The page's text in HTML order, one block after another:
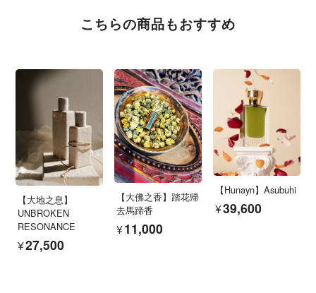
こちらの商品もおすすめ
【大地之息】
UNBROKEN
RESONANCE
¥27,500
【大佛之香】踏花帰
去馬蹄香
¥11,000
【Hunayn】Asubuhi
¥39,600